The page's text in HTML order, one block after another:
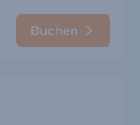
Buchen